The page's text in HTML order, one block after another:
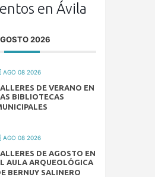
en Ávila
2026
AGO 08 2026
DE VERANO EN
BIBLIOTECAS
AGO 08 2026
DE AGOSTO EN
AULA ARQUEOLÓGICA
BERNUY SALINERO